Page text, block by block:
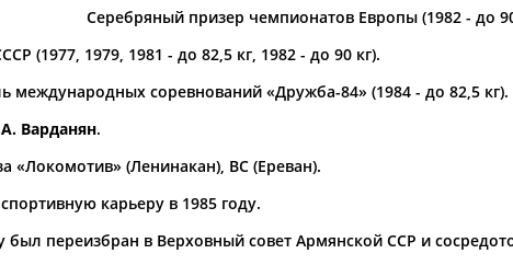
АБАКУМОВА
АБАЛАКИНА
Серебряный призер чемпионатов Европы (1982 - до
(1977, 1979, 1981 - до 82,5 кг, 1982 - до 90 кг).
международных соревнований «Дружба-84» (1984 - до 82,5 кг).
Варданян.
«Локомотив» (Ленинакан), ВС (Ереван).
карьеру в 1985 году.
был переизбран в Верховный совет Армянской ССР и